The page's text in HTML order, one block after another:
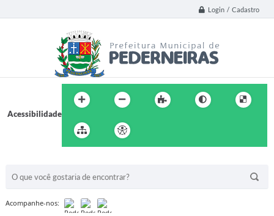
Login / Cadastro
Acessibilidade
Acompanhe-nos: